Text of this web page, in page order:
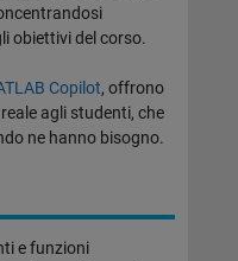
obiettivi del corso.
Copilot, offrono
agli studenti, che
ne hanno bisogno.
e funzioni